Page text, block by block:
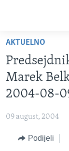
glavni
sadržaj
Pređi
na
glavnu
Idi
pretragu
TV PROGRAM
FOTOGRAFIJE
SJEDINJENE
BOSNA I
NAUKA I
SPECIJALNI
AKTUELNO
Marek
2004-08-
09 august, 2004
Podijeli